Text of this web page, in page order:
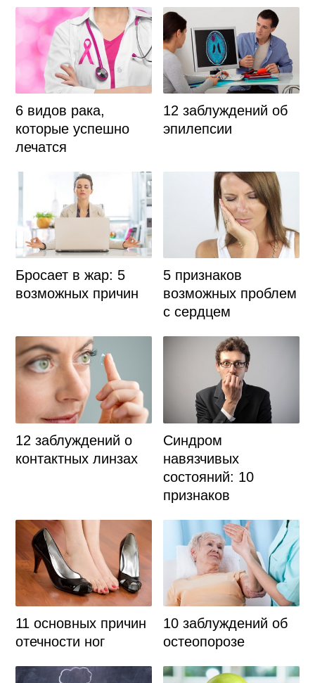
6 видов рака,
которые успешно
лечатся
12 заблуждений об
эпилепсии
Бросает в жар: 5
возможных причин
5 признаков
возможных проблем
с сердцем
12 заблуждений о
контактных линзах
Синдром
навязчивых
состояний: 10
признаков
11 основных причин
отечности ног
10 заблуждений об
остеопорозе